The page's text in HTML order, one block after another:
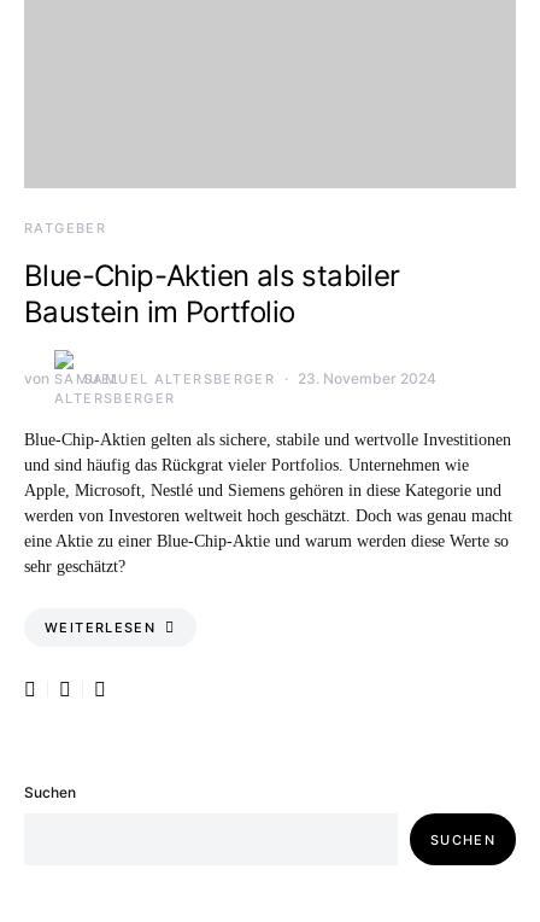
RATGEBER
Blue-Chip-Aktien als stabiler
Baustein im Portfolio
von SAMUEL ALTERSBERGER 23. November 2024
Blue-Chip-Aktien gelten als sichere, stabile und wertvolle Investitionen
und sind häufig das Rückgrat vieler Portfolios. Unternehmen wie
Apple, Microsoft, Nestlé und Siemens gehören in diese Kategorie und
werden von Investoren weltweit hoch geschätzt. Doch was genau macht
eine Aktie zu einer Blue-Chip-Aktie und warum werden diese Werte so
sehr geschätzt?
WEITERLESEN
Suchen
SUCHEN